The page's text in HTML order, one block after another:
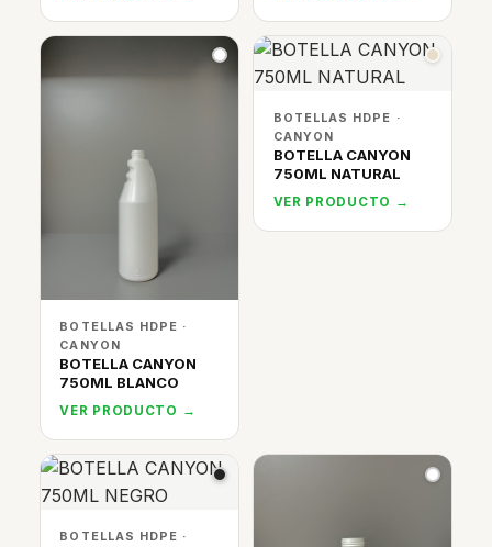
BOTELLAS HDPE ·
CANYON
BOTELLA CANYON
750ML BLANCO
VER PRODUCTO →
BOTELLAS HDPE ·
CANYON
BOTELLA CANYON
750ML NATURAL
VER PRODUCTO →
BOTELLAS HDPE ·